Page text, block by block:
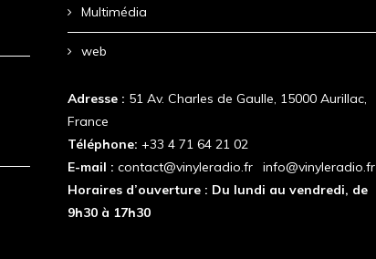
Multimédia
web
Adresse : 51 Av. Charles de Gaulle, 15000 Aurillac,
France
Téléphone: +33 4 71 64 21 02
E-mail : contact@vinyleradio.fr| info@vinyleradio.fr
Horaires d’ouverture : Du lundi au vendredi, de
9h30 à 17h30